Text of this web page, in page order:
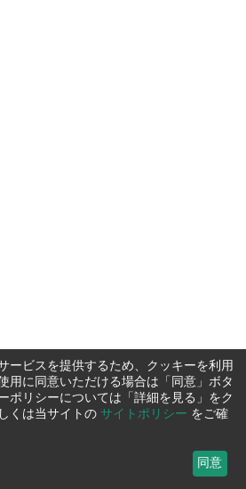
ービスを提供するため、クッキーを利用
用に同意いただける場合は「同意」ボタ
ポリシーについては「詳細を見る」をク
くは当サイトの サイトポリシー をご確
同意